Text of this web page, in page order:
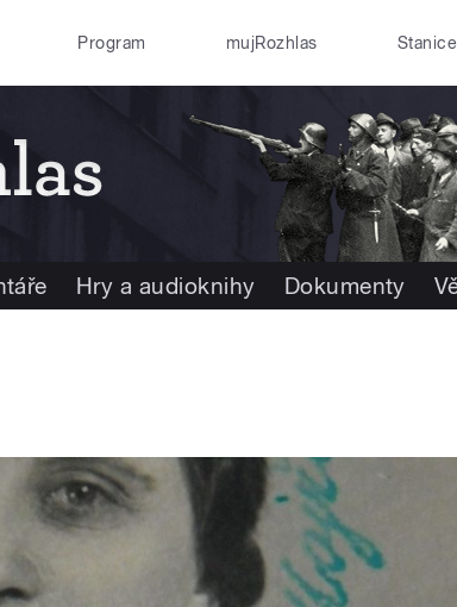
Program mujRozhlas Stanice
Hry a audioknihy Dokumenty